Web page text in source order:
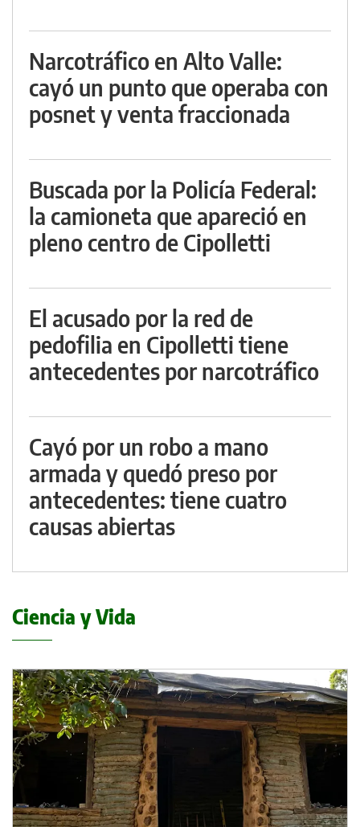
Narcotráfico en Alto Valle:
cayó un punto que operaba con
posnet y venta fraccionada
Buscada por la Policía Federal:
la camioneta que apareció en
pleno centro de Cipolletti
El acusado por la red de
pedofilia en Cipolletti tiene
antecedentes por narcotráfico
Cayó por un robo a mano
armada y quedó preso por
antecedentes: tiene cuatro
causas abiertas
Ciencia y Vida